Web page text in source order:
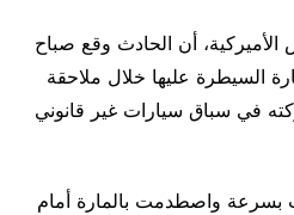
أن الحادث وقع صباح
السيطرة عليها خلال ملاحقة
في سباق سيارات غير قانوني
بسرعة واصطدمت بالمارة أمام